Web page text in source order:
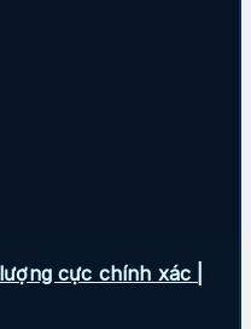
cực chính xác |